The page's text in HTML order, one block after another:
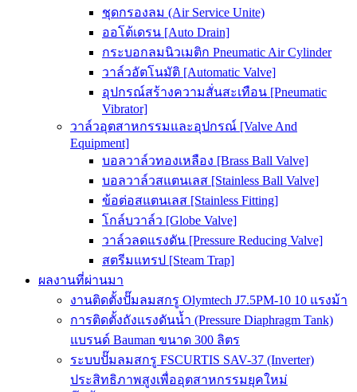
ชุดกรองลม (Air Service Unite)
ออโต้เดรน [Auto Drain]
กระบอกลมนิวเมติก Pneumatic Air Cylinder
วาล์วอัตโนมัติ [Automatic Valve]
อุปกรณ์สร้างความสั่นสะเทือน [Pneumatic
Vibrator]
วาล์วอุตสาหกรรมและอุปกรณ์ [Valve And
Equipment]
บอลวาล์วทองเหลือง [Brass Ball Valve]
บอลวาล์วสแตนเลส [Stainless Ball Valve]
ข้อต่อสแตนเลส [Stainless Fitting]
โกล์บวาล์ว [Globe Valve]
วาล์วลดแรงดัน [Pressure Reducing Valve]
สตรีมแทรป [Steam Trap]
ผลงานที่ผ่านมา
งานติดตั้งปั๊มลมสกรู Olymtech J7.5PM-10 10 แรงม้า
การติดตั้งถังแรงดันน้ำ (Pressure Diaphragm Tank)
แบรนด์ Bauman ขนาด 300 ลิตร
ระบบปั๊มลมสกรู FSCURTIS SAV-37 (Inverter)
ประสิทธิภาพสูงเพื่ออุตสาหกรรมยุคใหม่